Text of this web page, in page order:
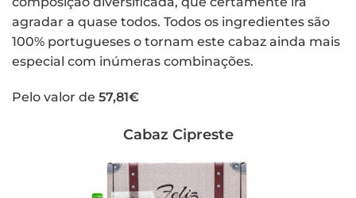
agradar a quase todos. Todos os ingredientes são
100% portugueses o tornam este cabaz ainda mais
especial com inúmeras combinações.
Pelo valor de 57,81€
Cabaz Cipreste